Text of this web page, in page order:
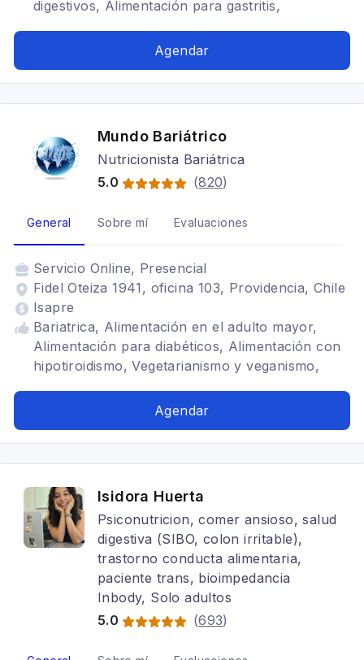
digestivos, Alimentación para gastritis,
nutricionista viña del mar, nutricionista santiago,
irritable
Agendar
Mundo Bariátrico
Nutricionista Bariátrica
5.0
(820)
General Sobre mí Evaluaciones
Servicio Online, Presencial
Fidel Oteiza 1941, oficina 103, Providencia, Chile
Isapre
Bariatrica, Alimentación en el adulto mayor,
Alimentación para diabéticos, Alimentación con
hipotiroidismo, Vegetarianismo y veganismo,
para colon irritable, Alimentación para gastritis,
Agendar
Isidora Huerta
Psiconutricion, comer ansioso, salud
digestiva (SIBO, colon irritable),
trastorno conducta alimentaria,
paciente trans, bioimpedancia
Inbody, Solo adultos
5.0
(693)